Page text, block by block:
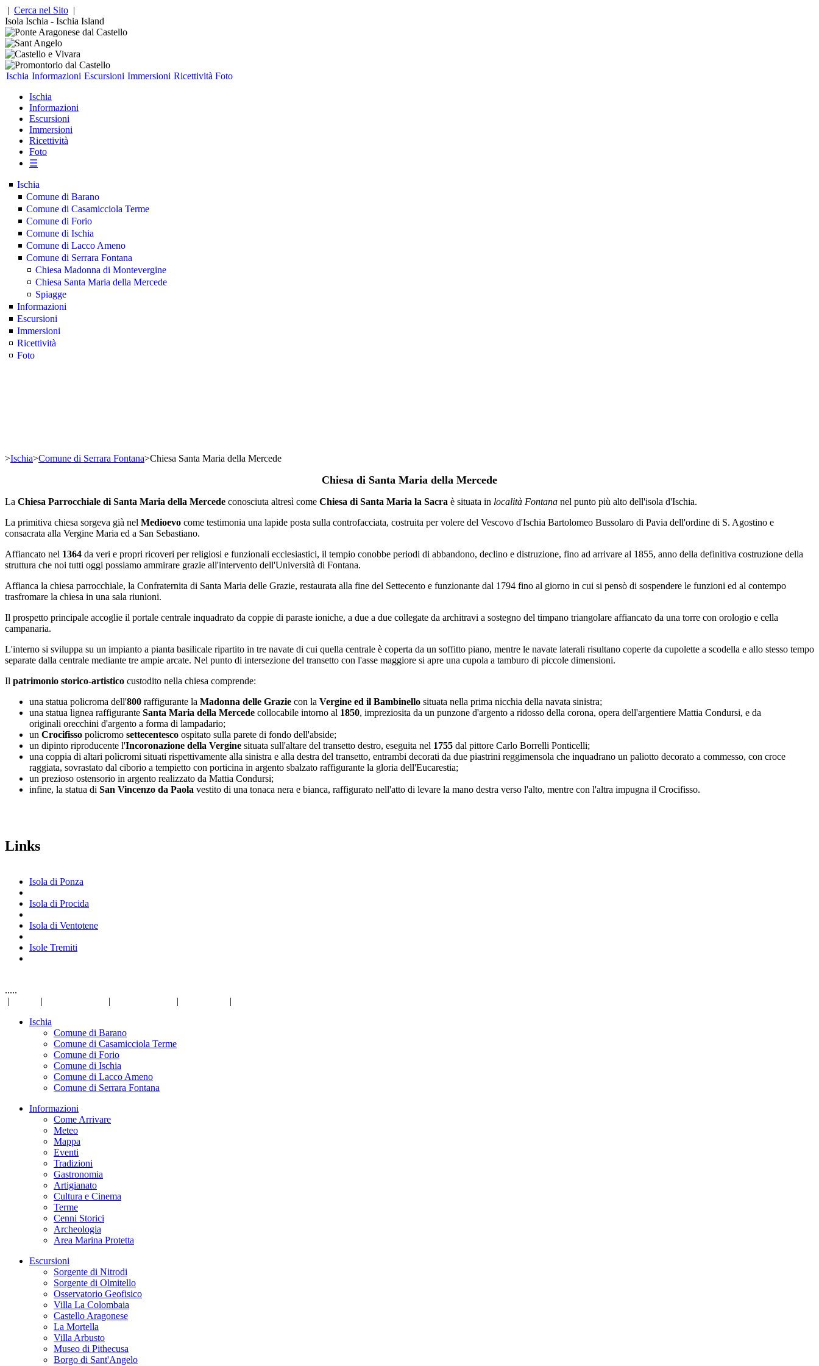
| Cerca nel Sito |
Isola Ischia - Ischia Island
Ischia Informazioni Escursioni Immersioni Ricettività Foto
Ischia
Informazioni
Escursioni
Immersioni
Ricettività
Foto
☰
Ischia
Comune di Barano
Comune di Casamicciola Terme
Comune di Forio
Comune di Ischia
Comune di Lacco Ameno
Comune di Serrara Fontana
Chiesa Madonna di Montevergine
Chiesa Santa Maria della Mercede
Spiagge
Informazioni
Escursioni
Immersioni
Ricettività
Foto
>Ischia>Comune di Serrara Fontana>Chiesa Santa Maria della Mercede
Chiesa di Santa Maria della Mercede
La Chiesa Parrocchiale di Santa Maria della Mercede conosciuta altresì come Chiesa di Santa Maria la Sacra è situata in località Fontana nel punto più alto dell'isola d'Ischia.
La primitiva chiesa sorgeva già nel Medioevo come testimonia una lapide posta sulla controfacciata, costruita per volere del Vescovo d'Ischia Bartolomeo Bussolaro di Pavia dell'ordine di S. Agostino e
consacrata alla Vergine Maria ed a San Sebastiano.
Affiancato nel 1364 da veri e propri ricoveri per religiosi e funzionali ecclesiastici, il tempio conobbe periodi di abbandono, declino e distruzione, fino ad arrivare al 1855, anno della definitiva costruzione della
struttura che noi tutti oggi possiamo ammirare grazie all'intervento dell'Università di Fontana.
Affianca la chiesa parrocchiale, la Confraternita di Santa Maria delle Grazie, restaurata alla fine del Settecento e funzionante dal 1794 fino al giorno in cui si pensò di sospendere le funzioni ed al contempo
trasfromare la chiesa in una sala riunioni.
Il prospetto principale accoglie il portale centrale inquadrato da coppie di paraste ioniche, a due a due collegate da architravi a sostegno del timpano triangolare affiancato da una torre con orologio e cella
campanaria.
L'interno si sviluppa su un impianto a pianta basilicale ripartito in tre navate di cui quella centrale è coperta da un soffitto piano, mentre le navate laterali risultano coperte da cupolette a scodella e allo stesso tempo
separate dalla centrale mediante tre ampie arcate. Nel punto di intersezione del transetto con l'asse maggiore si apre una cupola a tamburo di piccole dimensioni.
Il patrimonio storico-artistico custodito nella chiesa comprende:
una statua policroma dell'800 raffigurante la Madonna delle Grazie con la Vergine ed il Bambinello situata nella prima nicchia della navata sinistra;
una statua lignea raffigurante Santa Maria della Mercede collocabile intorno al 1850, impreziosita da un punzone d'argento a ridosso della corona, opera dell'argentiere Mattia Condursi, e da
originali orecchini d'argento a forma di lampadario;
un Crocifisso policromo settecentesco ospitato sulla parete di fondo dell'abside;
un dipinto riproducente l'Incoronazione della Vergine situata sull'altare del transetto destro, eseguita nel 1755 dal pittore Carlo Borrelli Ponticelli;
una coppia di altari policromi situati rispettivamente alla sinistra e alla destra del transetto, entrambi decorati da due piastrini reggimensola che inquadrano un paliotto decorato a commesso, con croce
raggiata, sovrastato dal ciborio a tempietto con porticina in argento sbalzato raffigurante la gloria dell'Eucarestia;
un prezioso ostensorio in argento realizzato da Mattia Condursi;
infine, la statua di San Vincenzo da Paola vestito di una tonaca nera e bianca, raffigurato nell'atto di levare la mano destra verso l'alto, mentre con l'altra impugna il Crocifisso.
Links
Isola di Ponza
Isola di Procida
Isola di Ventotene
Isole Tremiti
.....
|
| | |
|
Ischia
Comune di Barano
Comune di Casamicciola Terme
Comune di Forio
Comune di Ischia
Comune di Lacco Ameno
Comune di Serrara Fontana
Informazioni
Come Arrivare
Meteo
Mappa
Eventi
Tradizioni
Gastronomia
Artigianato
Cultura e Cinema
Terme
Cenni Storici
Archeologia
Area Marina Protetta
Escursioni
Sorgente di Nitrodi
Sorgente di Olmitello
Osservatorio Geofisico
Villa La Colombaia
Castello Aragonese
La Mortella
Villa Arbusto
Museo di Pithecusa
Borgo di Sant'Angelo